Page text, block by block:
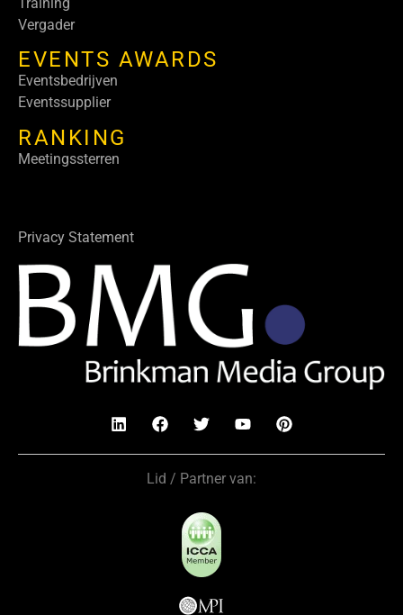
Vergader
EVENTS AWARDS
Eventsbedrijven
Eventssupplier
RANKING
Meetingssterren
Privacy Statement
Lid / Partner van: